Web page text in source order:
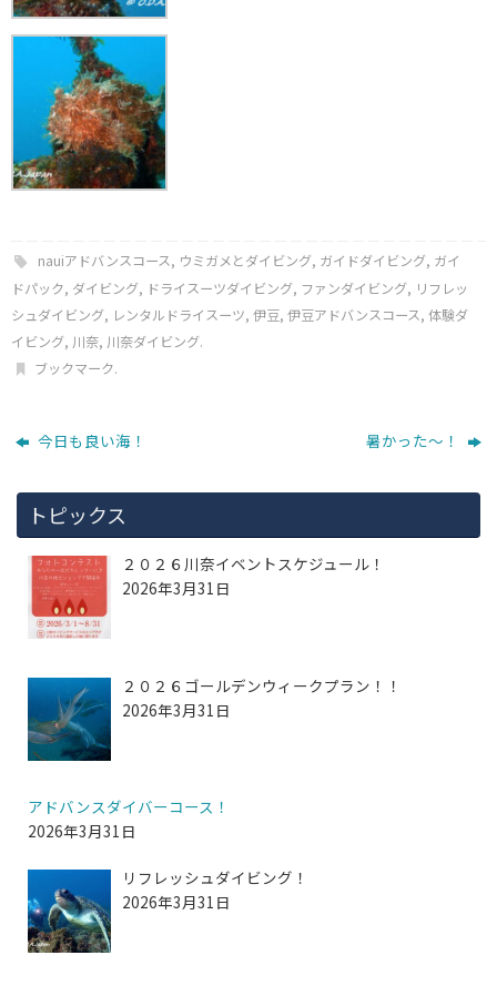
nauiアドバンスコース, ウミガメとダイビング, ガイドダイビング, ガイ
ドパック, ダイビング, ドライスーツダイビング, ファンダイビング, リフレッ
シュダイビング, レンタルドライスーツ, 伊豆, 伊豆アドバンスコース, 体験ダ
イビング, 川奈, 川奈ダイビング.
ブックマーク.
今日も良い海！ 暑かった～！
トピックス
２０２６川奈イベントスケジュール！
2026年3月31日
２０２６ゴールデンウィークプラン！！
2026年3月31日
アドバンスダイバーコース！
2026年3月31日
リフレッシュダイビング！
2026年3月31日